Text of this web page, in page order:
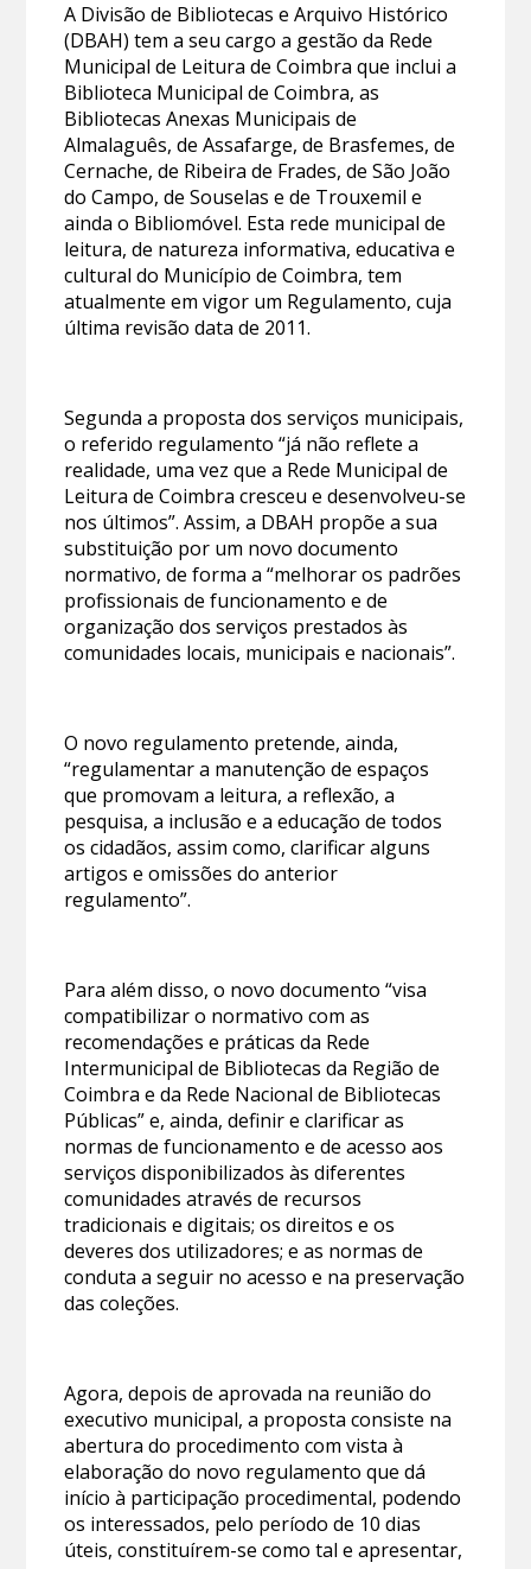
A Divisão de Bibliotecas e Arquivo Histórico
(DBAH) tem a seu cargo a gestão da Rede
Municipal de Leitura de Coimbra que inclui a
Biblioteca Municipal de Coimbra, as
Bibliotecas Anexas Municipais de
Almalaguês, de Assafarge, de Brasfemes, de
Cernache, de Ribeira de Frades, de São João
do Campo, de Souselas e de Trouxemil e
ainda o Bibliomóvel. Esta rede municipal de
leitura, de natureza informativa, educativa e
cultural do Município de Coimbra, tem
atualmente em vigor um Regulamento, cuja
última revisão data de 2011.
Segunda a proposta dos serviços municipais,
o referido regulamento “já não reflete a
realidade, uma vez que a Rede Municipal de
Leitura de Coimbra cresceu e desenvolveu-se
nos últimos”. Assim, a DBAH propõe a sua
substituição por um novo documento
normativo, de forma a “melhorar os padrões
profissionais de funcionamento e de
organização dos serviços prestados às
comunidades locais, municipais e nacionais”.
O novo regulamento pretende, ainda,
“regulamentar a manutenção de espaços
que promovam a leitura, a reflexão, a
pesquisa, a inclusão e a educação de todos
os cidadãos, assim como, clarificar alguns
artigos e omissões do anterior
regulamento”.
Para além disso, o novo documento “visa
compatibilizar o normativo com as
recomendações e práticas da Rede
Intermunicipal de Bibliotecas da Região de
Coimbra e da Rede Nacional de Bibliotecas
Públicas” e, ainda, definir e clarificar as
normas de funcionamento e de acesso aos
serviços disponibilizados às diferentes
comunidades através de recursos
tradicionais e digitais; os direitos e os
deveres dos utilizadores; e as normas de
conduta a seguir no acesso e na preservação
das coleções.
Agora, depois de aprovada na reunião do
executivo municipal, a proposta consiste na
abertura do procedimento com vista à
elaboração do novo regulamento que dá
início à participação procedimental, podendo
os interessados, pelo período de 10 dias
úteis, constituírem-se como tal e apresentar,